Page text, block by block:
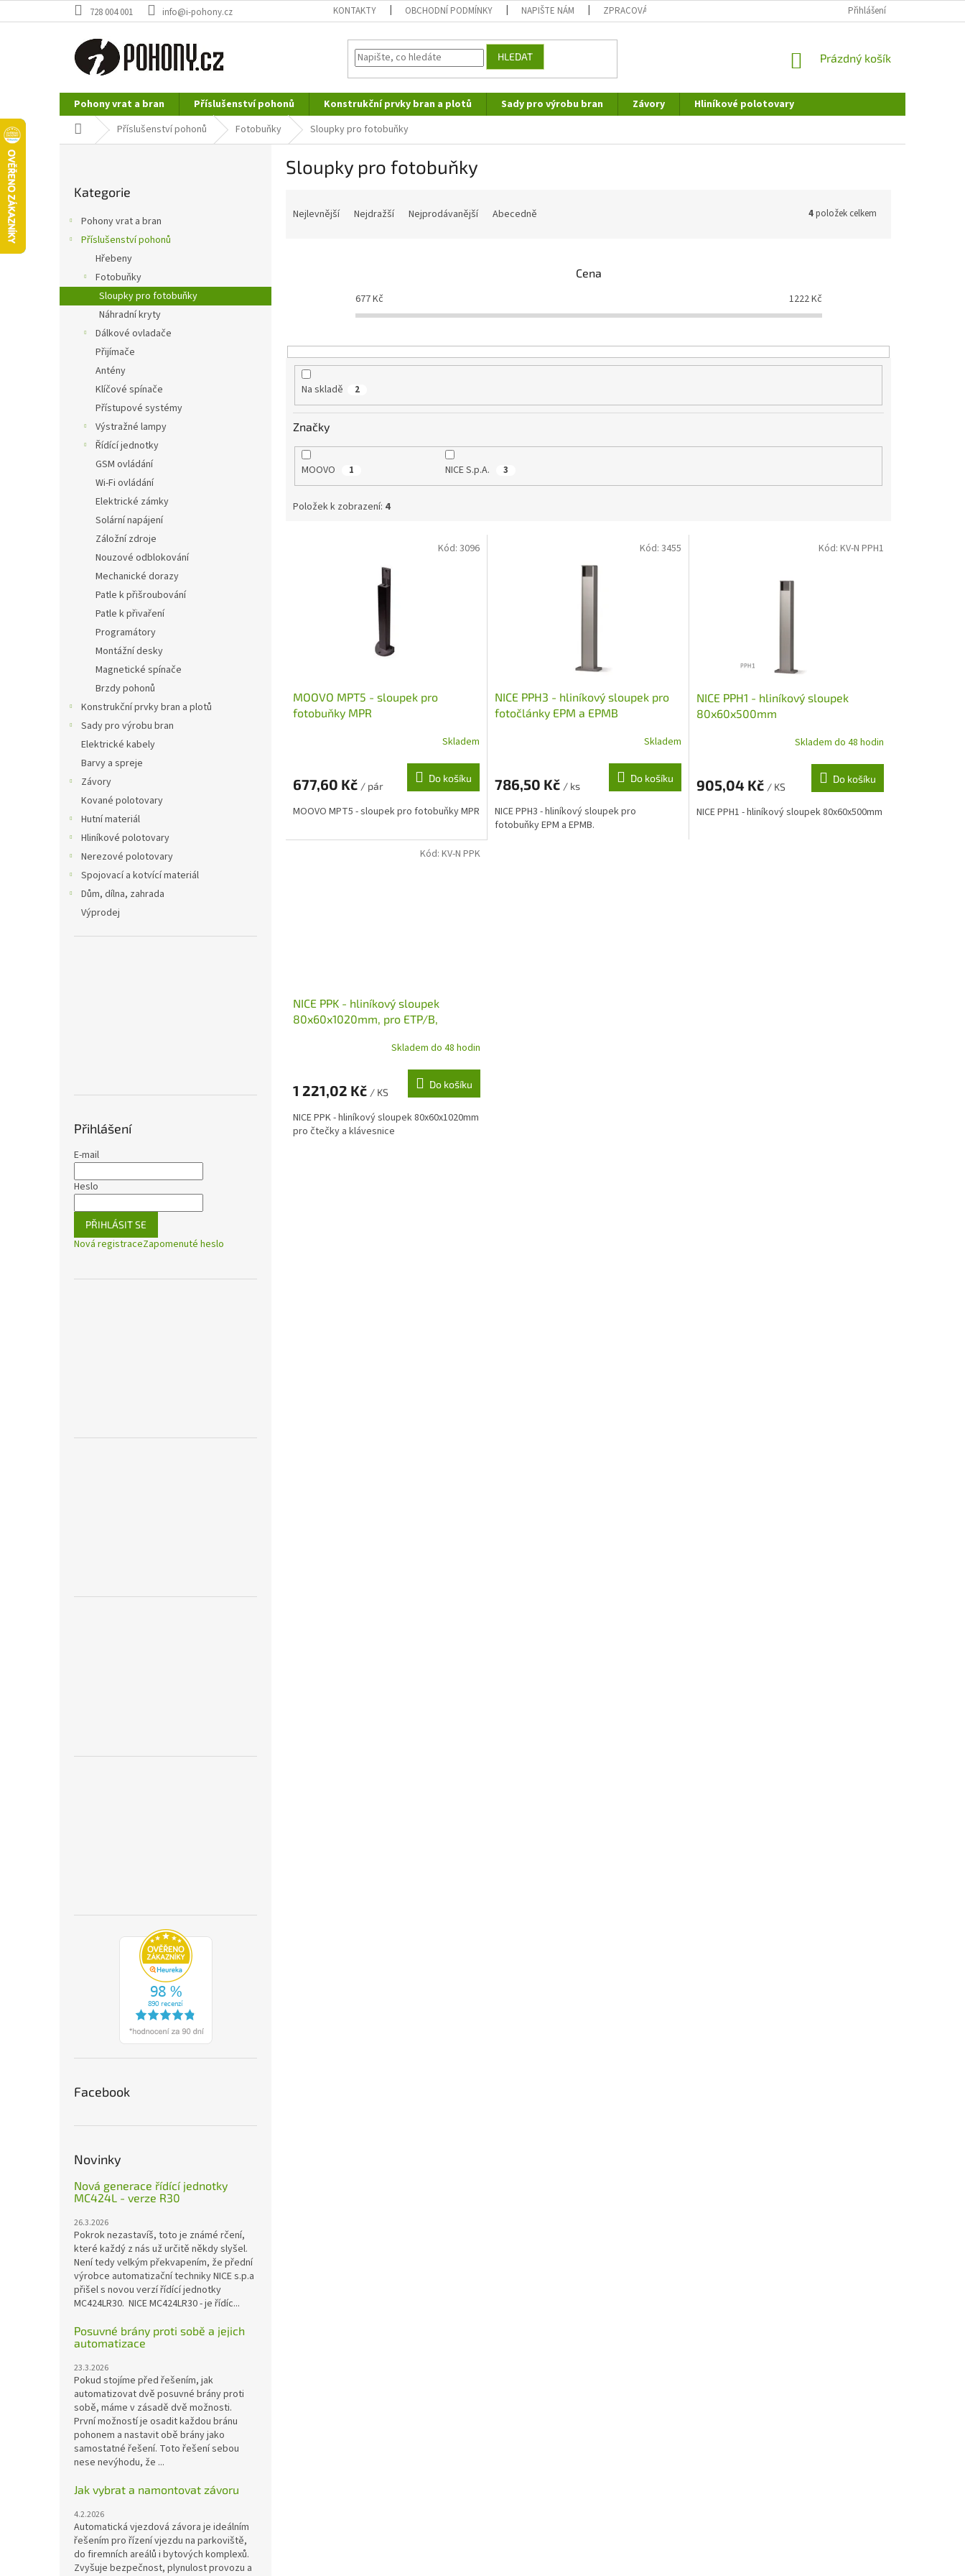
na
728 004 001 info@i-pohony.cz KONTAKTY OBCHODNÍ PODMÍNKY NAPIŠTE NÁM ZPRACOVÁNÍ OSOBNÍCH ÚDAJŮ REKLAMAČNÍ ŘÁD
Přihlášení
HLEDAT
NÁKUPNÍ
Prázdný košík
Pohony vrat a bran Příslušenství pohonů Konstrukční prvky bran a plotů Sady pro výrobu bran Závory
Hliníkové polotovary
Nerezové polotovary
Hutní materiál
Domů Příslušenství pohonů Fotobuňky Sloupky pro fotobuňky
a
kategorie
Kategorie
Pohony vrat a bran
Příslušenství pohonů
Hřebeny
Fotobuňky
Sloupky pro fotobuňky
Náhradní kryty
Dálkové ovladače
Přijímače
Antény
Klíčové spínače
Přístupové systémy
Výstražné lampy
Řídící jednotky
GSM ovládání
Wi-Fi ovládání
Elektrické zámky
Solární napájení
Záložní zdroje
Nouzové odblokování
Mechanické dorazy
Patle k přišroubování
Patle k přivaření
Programátory
Montážní desky
Magnetické spínače
Brzdy pohonů
Konstrukční prvky bran a plotů
Sady pro výrobu bran
Elektrické kabely
Barvy a spreje
Závory
Kované polotovary
Hutní materiál
Hliníkové polotovary
Nerezové polotovary
Spojovací a kotvící materiál
Dům, dílna, zahrada
Výprodej
Přihlášení
E-mail
Heslo
PŘIHLÁSIT SE
Nová registraceZapomenuté heslo
Facebook
Novinky
Nová generace řídící jednotky
MC424L - verze R30
26.3.2026
Pokrok nezastavíš, toto je známé rčení,
které každý z nás už určitě někdy slyšel.
Není tedy velkým překvapením, že přední
výrobce automatizační techniky NICE s.p.a
přišel s novou verzí řídící jednotky
MC424LR30. NICE MC424LR30 - je řídíc...
Posuvné brány proti sobě a jejich
automatizace
23.3.2026
Pokud stojíme před řešením, jak
automatizovat dvě posuvné brány proti
sobě, máme v zásadě dvě možnosti.
První možností je osadit každou bránu
pohonem a nastavit obě brány jako
samostatné řešení. Toto řešení sebou
nese nevýhodu, že ...
Jak vybrat a namontovat závoru
4.2.2026
Automatická vjezdová závora je ideálním
řešením pro řízení vjezdu na parkoviště,
do firemních areálů i bytových komplexů.
Zvyšuje bezpečnost, plynulost provozu a
Sloupky pro fotobuňky
u
Nejlevnější Nejdražší Nejprodávanější Abecedně 4položek celkem
Cena
677Kč 1222Kč
Na skladě 2
Značky
MOOVO 1 NICE S.p.A. 3
Položek k zobrazení: 4
MOOVO MPT5 - sloupek pro
fotobuňky MPR
Skladem
677,60 Kč / pár
Do košíku
MOOVO MPT5 - sloupek pro fotobuňky MPR
Kód: 3096
NICE PPH3 - hliníkový sloupek pro
fotočlánky EPM a EPMB
Skladem
786,50 Kč / ks
Do košíku
NICE PPH3 - hliníkový sloupek pro
fotobuňky EPM a EPMB.
Kód: 3455
NICE PPH1 - hliníkový sloupek
80x60x500mm
Skladem do 48 hodin
905,04 Kč / KS
Do košíku
NICE PPH1 - hliníkový sloupek 80x60x500mm
Kód: KV-N PPH1
NICE PPK - hliníkový sloupek
80x60x1020mm, pro ETP/B,
Skladem do 48 hodin
1 221,02 Kč / KS
Do košíku
NICE PPK - hliníkový sloupek 80x60x1020mm
pro čtečky a klávesnice
Kód: KV-N PPK